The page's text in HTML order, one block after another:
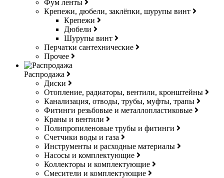
Фум ленты
Крепежи, дюбели, заклёпки, шурупы винт
Крепежи
Дюбели
Шурупы винт
Перчатки сантехнические
Прочее
Распродажа
Диски
Отопление, радиаторы, вентили, кронштейны
Канализация, отводы, трубы, муфты, трапы
Фитинги резьбовые и металлопластиковые
Краны и вентили
Полипропиленовые трубы и фитинги
Счетчики воды и газа
Инструменты и расходные материалы
Насосы и комплектующие
Коллекторы и комплектующие
Смесители и комплектующие